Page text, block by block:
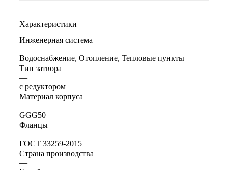
Характеристики
Инженерная система
—
Водоснабжение, Отопление, Тепловые пункты
Тип затвора
—
с редуктором
Материал корпуса
—
GGG50
Фланцы
—
ГОСТ 33259-2015
Страна производства
—